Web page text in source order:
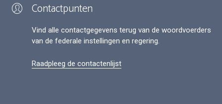
Contactpunten
Vind alle contactgegevens terug van de woordvoerders
van de federale instellingen en regering.
Raadpleeg de contactenlijst